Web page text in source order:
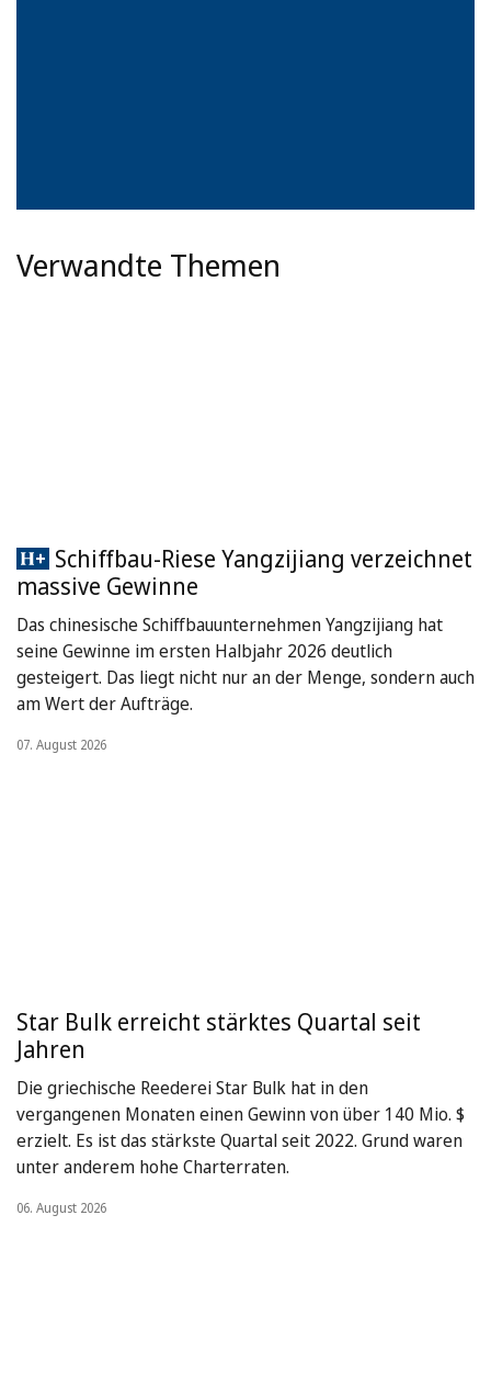
Verwandte Themen
Schiffbau-Riese Yangzijiang verzeichnet
massive Gewinne
Das chinesische Schiffbauunternehmen Yangzijiang hat
seine Gewinne im ersten Halbjahr 2026 deutlich
gesteigert. Das liegt nicht nur an der Menge, sondern auch
am Wert der Aufträge.
07. August 2026
Star Bulk erreicht stärktes Quartal seit
Jahren
Die griechische Reederei Star Bulk hat in den
vergangenen Monaten einen Gewinn von über 140 Mio. $
erzielt. Es ist das stärkste Quartal seit 2022. Grund waren
unter anderem hohe Charterraten.
06. August 2026